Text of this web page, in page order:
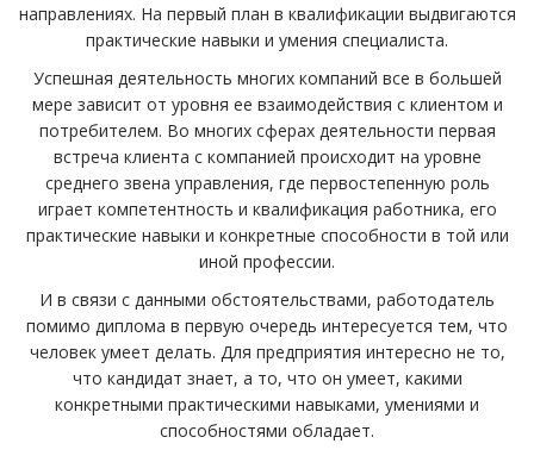
направлениях. На первый план в квалификации выдвигаются
практические навыки и умения специалиста.
Успешная деятельность многих компаний все в большей
мере зависит от уровня ее взаимодействия с клиентом и
потребителем. Во многих сферах деятельности первая
встреча клиента с компанией происходит на уровне
среднего звена управления, где первостепенную роль
играет компетентность и квалификация работника, его
практические навыки и конкретные способности в той или
иной профессии.
И в связи с данными обстоятельствами, работодатель
помимо диплома в первую очередь интересуется тем, что
человек умеет делать. Для предприятия интересно не то,
что кандидат знает, а то, что он умеет, какими
конкретными практическими навыками, умениями и
способностями обладает.